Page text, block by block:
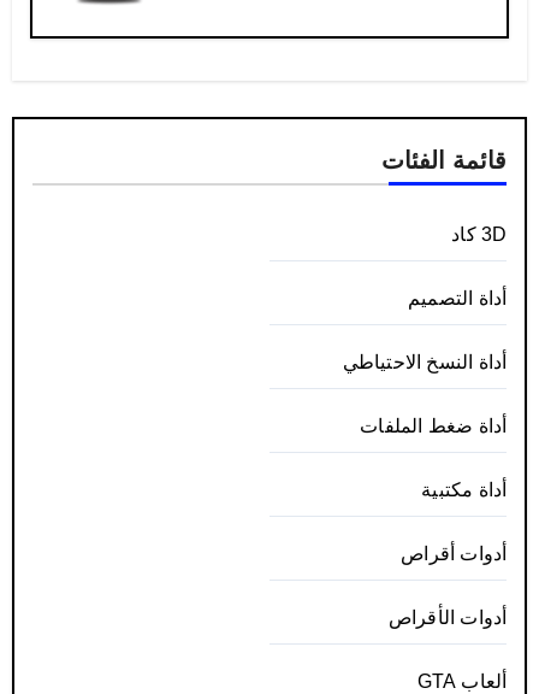
قائمة الفئات
3D كاد
أداة التصميم
أداة النسخ الاحتياطي
أداة ضغط الملفات
أداة مكتبية
أدوات أقراص
أدوات الأقراص
ألعاب GTA